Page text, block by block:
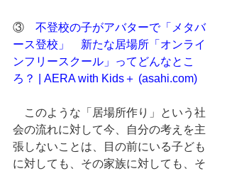
③ 不登校の子がアバターで「メタバ
ース登校」　新たな居場所「オンライ
ンフリースクール」ってどんなとこ
ろ？ | AERA with Kids＋ (asahi.com)
このような「居場所作り」という社
会の流れに対して今、自分の考えを主
張しないことは、目の前にいる子ども
に対しても、その家族に対しても、そ